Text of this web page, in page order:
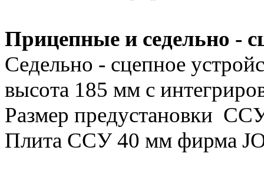
Прицепные и седельно -
Седельно - сцепное
высота 185 мм с
Размер предустановки
Плита ССУ 40 мм фирма